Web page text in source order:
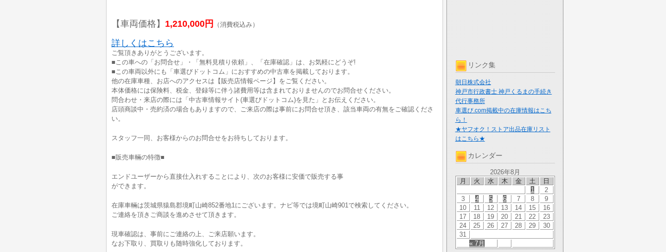
リンク集
朝日株式会社
神戸市行政書士 神戸くるまの手続き
代行事務所
車選び.com掲載中の在庫情報はこち
ら！
★ヤフオク！ストア出品在庫リスト
はこちら★
カレンダー
2026年8月
月
火 水 木 金 土 日
« 7月
1
2
3
4 5 6 7 8
9
10
11 12 13 14 15
16
17
18 19 20 21 22
23
24
25 26 27 28 29
30
31
【車両価格】 1,210,000円 （消費税込み）
詳しくはこちら
ご覧頂きありがとうございます。
■この車への「お問合せ」・「無料見積り依頼」、「在庫確認」は、お気軽にどうぞ!
■この車両以外にも「車選びドットコム」におすすめの中古車を掲載しております。
他の在庫車種、お店へのアクセスは【販売店情報ページ】をご覧ください。
本体価格には保険料、税金、登録等に伴う諸費用等は含まれておりませんのでお問合せください。
問合わせ・来店の際には「中古車情報サイト(車選びドットコム)を見た」とお伝えください。
店頭商談中・売約済の場合もありますので、ご来店の際は事前にお問合せ頂き、該当車両の有無をご確認くださ
い。
スタッフ一同、お客様からのお問合せをお待ちしております。
■販売車輛の特徴■
エンドユーザーから直接仕入れすることにより、次のお客様に安価で販売する事
ができます。
在庫車輛は茨城県猿島郡境町山崎852番地1にございます。ナビ等では境町山崎901で検索してください。
ご連絡を頂きご商談を進めさせて頂きます。
現車確認は、事前にご連絡の上、ご来店願います。
なお下取り、買取りも随時強化しております。